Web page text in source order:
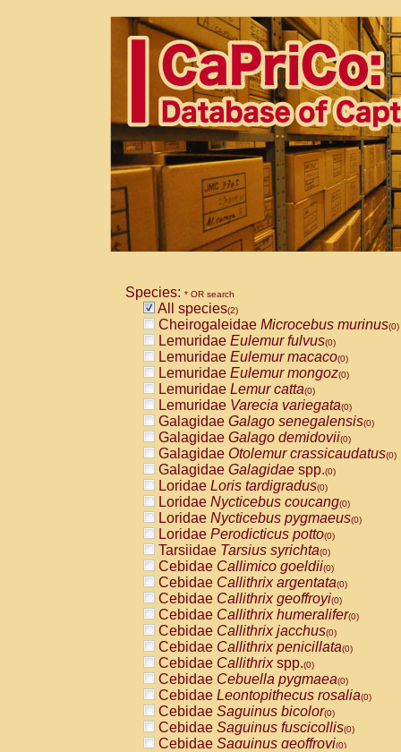
Species: * OR search
All species(2)
Cheirogaleidae Microcebus murinus(0)
Lemuridae Eulemur fulvus(0)
Lemuridae Eulemur macaco(0)
Lemuridae Eulemur mongoz(0)
Lemuridae Lemur catta(0)
Lemuridae Varecia variegata(0)
Galagidae Galago senegalensis(0)
Galagidae Galago demidovii(0)
Galagidae Otolemur crassicaudatus(0)
Galagidae Galagidae spp.(0)
Loridae Loris tardigradus(0)
Loridae Nycticebus coucang(0)
Loridae Nycticebus pygmaeus(0)
Loridae Perodicticus potto(0)
Tarsiidae Tarsius syrichta(0)
Cebidae Callimico goeldii(0)
Cebidae Callithrix argentata(0)
Cebidae Callithrix geoffroyi(0)
Cebidae Callithrix humeralifer(0)
Cebidae Callithrix jacchus(0)
Cebidae Callithrix penicillata(0)
Cebidae Callithrixspp.(0)
Cebidae Cebuella pygmaea(0)
Cebidae Leontopithecus rosalia(0)
Cebidae Saguinus bicolor(0)
Cebidae Saguinus fuscicollis(0)
Cebidae Saguinus geoffroyi(0)